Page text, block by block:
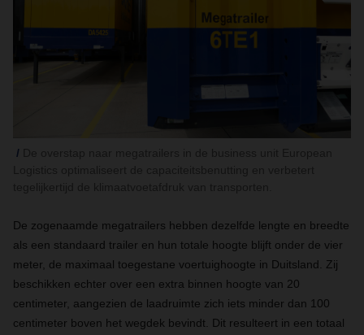
De zogenaamde megatrailers hebben dezelfde lengte en breedte
als een standaard trailer en hun totale hoogte blijft onder de vier
meter, de maximaal toegestane voertuighoogte in Duitsland. Zij
beschikken echter over een extra binnen hoogte van 20
centimeter, aangezien de laadruimte zich iets minder dan 100
centimeter boven het wegdek bevindt. Dit resulteert in een totaal